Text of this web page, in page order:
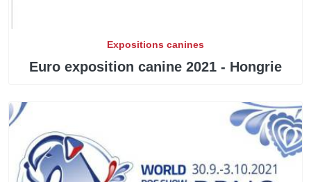
Expositions canines
Euro exposition canine 2021 - Hongrie